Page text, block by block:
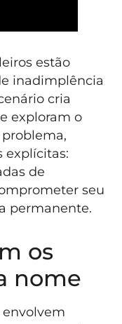
estão
inadimplência
cria
exploram o
explícitas:
de
seu
permanente.
os
nome
envolvem